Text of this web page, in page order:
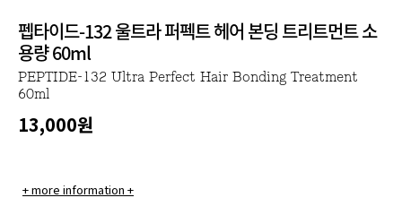
펩타이드-132 울트라 퍼펙트 헤어 본딩 트리트먼트 소
용량 60ml
PEPTIDE-132 Ultra Perfect Hair Bonding Treatment
60ml
13,000원
+ more information +